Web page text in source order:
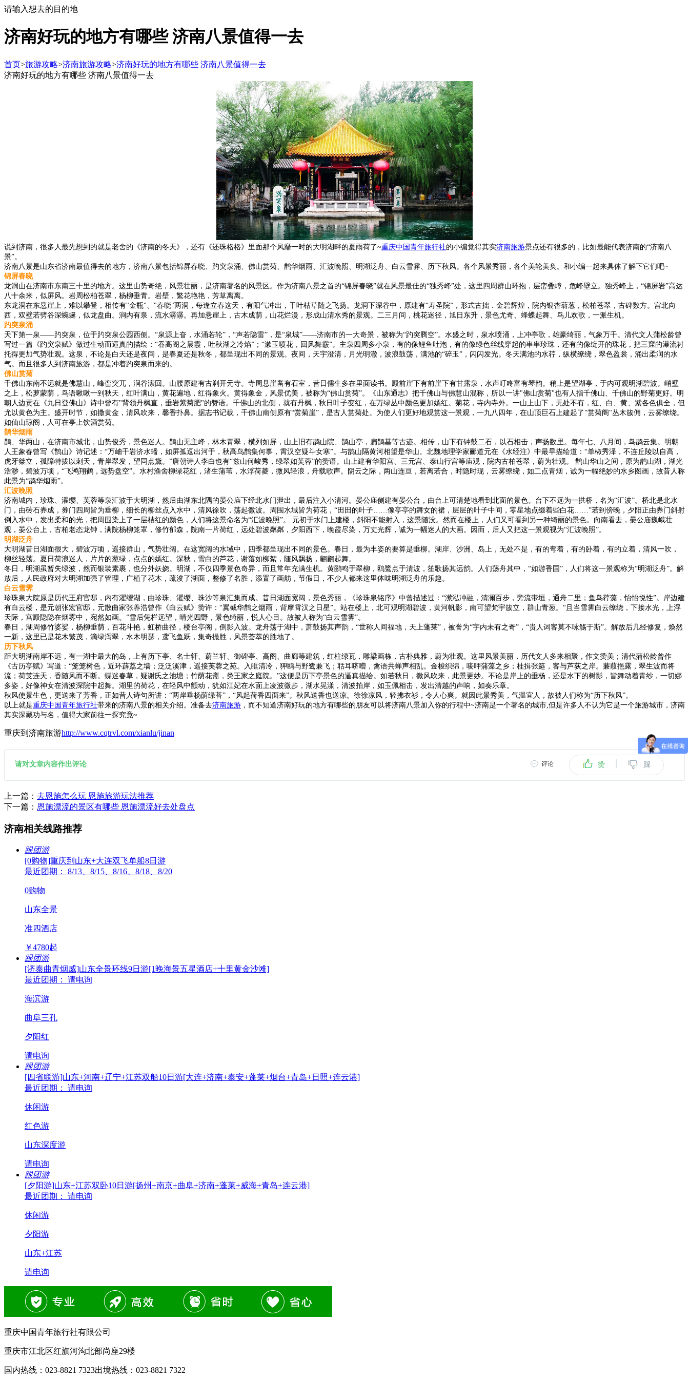
请输入想去的目的地
济南好玩的地方有哪些 济南八景值得一去
首页>旅游攻略>济南旅游攻略>济南好玩的地方有哪些 济南八景值得一去
济南好玩的地方有哪些 济南八景值得一去
说到济南，很多人最先想到的就是老舍的《济南的冬天》，还有《还珠格格》里面那个风靡一时的大明湖畔的夏雨荷了~重庆中国青年旅行社的小编觉得其实济南旅游景点还有很多的，比如最能代表济南的“济南八
景”。
济南八景是山东省济南最值得去的地方，济南八景包括锦屏春晓、趵突泉涌、佛山赏菊、鹊华烟雨、汇波晚照、明湖泛舟、白云雪霁、历下秋风。各个风景秀丽，各个美轮美奂。和小编一起来具体了解下它们吧~
锦屏春晓
龙洞山在济南市东南三十里的地方。这里山势奇绝，风景壮丽，是济南著名的风景区。作为济南八景之首的“锦屏春晓”就在风景最佳的“独秀峰”处，这里四周群山环抱，层峦叠嶂，危峰壁立。独秀峰上，“锦屏岩”高达
八十余米，似屏风。岩周松柏苍翠，杨柳垂青。岩壁，繁花艳艳，芳草离离。
东龙洞在东悬崖上，难以攀登，相传有"金瓶"、"春晓"两洞，每逢立春这天，有阳气冲出，干叶枯草随之飞扬。龙洞下深谷中，原建有“寿圣院”，形式古拙．金碧辉煌，院内银杏蓊葱，松柏苍翠，古碑数方。宫北向
西，双壁若劈谷深蜿蜒，似龙盘曲。涧内有泉，流水潺潺。再加悬崖上，古木成荫，山花烂漫，形成山清水秀的景观。二三月间，桃花迷径，旭日东升，景色尤奇、蜂蝶起舞、鸟儿欢歌，一派生机。
趵突泉涌
天下第一泉——趵突泉，位于趵突泉公园西侧。“泉源上奋，水涌若轮”，“声若隐雷”，是“泉城”——济南市的一大奇景，被称为“趵突腾空”。水盛之时，泉水喷涌，上冲亭歌，雄豪绮丽，气象万千。清代文人蒲松龄曾
写过一篇《趵突泉赋》做过生动而逼真的描绘：“吞高阁之晨霞，吐秋湖之冷焰”；“漱玉喷花，回风舞霰”。主泉四周多小泉，有的像鲤鱼吐泡，有的像绿色丝线穿起的串串珍珠，还有的像绽开的珠花，把三窟的瀑流衬
托得更加气势壮观。这泉，不论是白天还是夜间，是春夏还是秋冬，都呈现出不同的景观。夜间，天宇澄清，月光明澈，波浪鼓荡，满池的“碎玉”，闪闪发光。冬天满池的水荇，纵横缭绕，翠色盈裳，涌出柔润的水
气。而且很多人到济南旅游，都是冲着趵突泉而来的。
佛山赏菊
千佛山东南不远就是佛慧山，峰峦突兀，涧谷潆回。山腰原建有古刹开元寺。寺周悬崖凿有石室，昔日儒生多在里面读书。殿前崖下有前崖下有甘露泉，水声叮咚富有琴韵。稍上是望湖亭，于内可观明湖碧波。峭壁
之上，松萝蒙荫，鸟语啾啾一到秋天，红叶满山，黄花遍地，红得象火。黄得象金，风景优美，被称为“佛山赏菊”。《山东通志》把千佛山与佛慧山混称，所以一讲"佛山赏菊"也有人指千佛山、千佛山的野菊更好。明
朝人边贡在《九日登佛山》诗中曾有"背领丹枫直，垂岩紫菊肥"的赞语。千佛山的北侧，就有丹枫，秋日叶子变红，在万绿丛中颜色更加嫣红。菊花，寺内寺外。一山上山下，无处不有，红、白、黄、紫各色俱全，但
尤以黄色为主。盛开时节，如撒黄金，清风吹来，馨香扑鼻。据志书记载，千佛山南侧原有“赏菊崖”，是古人赏菊处。为使人们更好地观赏这一景观，一九八四年，在山顶巨石上建起了"赏菊阁"丛木簇佣，云雾缭绕。
如仙山琼阁，人可在亭上饮酒赏菊。
鹊华烟雨
鹊、华两山，在济南市城北，山势俊秀，景色迷人。鹊山无主峰，林木青翠，横列如屏，山上旧有鹊山院、鹊山亭，扁鹊墓等古迹。相传，山下有钟鼓二石，以石相击，声扬数里。每年七、八月间，鸟鹊云集。明朝
人王象春曾写《鹊山》诗记述：“万岫千岩济水蟠，如屏孤逗出河于，秋高鸟鹊集何事，霄汉空疑斗女寒”。与鹊山隔黄河相望是华山。北魏地理学家郦道元在《水经注》中最早描绘道：“单椒秀泽，不连丘陵以自高，
虎牙桀立，孤障特拔以刺天，青岸翠发，望同点黛。”唐朝诗人李白也有“兹山何峻秀，绿翠如芙蓉”的赞语。山上建有华阳宫、三元宫、泰山行宫等庙观，院内古柏苍翠，蔚为壮观。 鹊山华山之间，原为鹊山湖，湖光
浩渺，碧波万顷，“飞鸿翔鹤，远势盘空”。水村渔舍柳绿花红，渚生蒲苇，水浮荷菱，微风轻浪，舟载歌声。阴云之际，两山连亘，若离若合，时隐时现，云雾缭绕，如二点青烟，诚为一幅绝妙的水乡图画，故昔人称
此景为“鹊华烟雨”。
汇波晚照
济南城内，珍珠、濯缨、芙蓉等泉汇波于大明湖，然后由湖东北隅的晏公庙下经北水门泄出，最后注入小清河。晏公庙侧建有晏公台，由台上可清楚地看到北面的景色。台下不远为一拱桥，名为“汇波”。桥北是北水
门，由砖石券成，券门四周皆为垂柳，细长的柳丝点入水中，清风徐吹，荡起微波。周围水域皆为荷花，“田田的叶子……像亭亭的舞女的裙，层层的叶子中间，零星地点缀着些白花……”若到傍晚，夕阳正由券门斜射
倒入水中，发出柔和的光，把周围染上了一层桔红的颜色，人们将这景命名为“汇波晚照”。 元初于水门上建楼，斜阳不能射入，这景随没。然而在楼上，人们又可看到另一种绮丽的景色。向南看去，晏公庙巍峨壮
观，晏公台上，古柏老态龙钟，满院杨柳笼罩，修竹郁森，院南一片荷红，远处碧波粼粼，夕阳西下，晚霞尽染，万丈光辉，诚为一幅迷人的大画。因而，后人又把这一景观视为“汇波晚照”。
明湖泛舟
大明湖昔日湖面很大，碧波万顷，遥接群山，气势壮阔。在这宽阔的水域中，四季都呈现出不同的景色。春日，最为丰姿的要算是垂柳。湖岸、沙洲、岛上，无处不是，有的弯着，有的卧着，有的立着，清风一吹，
柳丝轻荡。夏日荷浪迷人，片片的葱绿，点点的嫣红。深秋，雪白的芦花，谢落如柳絮，随风飘扬，翩翩起舞。
冬日，明湖虽暂失绿波，然而银装素裹，也分外妖娆。明湖，不仅四季景色奇异，而且常年充满生机。黄鹂鸣于翠柳，鸥鹭点于清波，笙歌扬其远韵。人们荡舟其中，“如游香国”，人们将这一景观称为“明湖泛舟”。解
放后，人民政府对大明湖加强了管理，广植了花木，疏浚了湖面，整修了名胜，添置了画舫，节假日，不少人都来这里体味明湖泛舟的乐趣。
白云雪霁
珍珠泉大院原是历代王府官邸，内有濯缨湖，由珍珠、濯缨、珠沙等泉汇集而成。昔日湖面宽阔，景色秀丽，《珍珠泉铭序》中曾描述过：“潆泓冲融，清澜百步，旁流带垣，通舟二里；鱼鸟荇藻，怡怡悦性”。岸边建
有白云楼，是元朝张宏官邸，元散曲家张养浩曾作《白云赋》赞许：“翼截华鹊之烟雨，背摩霄汉之日星”。站在楼上，北可观明湖碧波，黄河帆影，南可望梵宇簇立，群山青葱。“且当雪霁白云缭绕，下接水光，上浮
天际，宫殿隐隐在烟雾中，宛然如画。”雪后凭栏远望，晴光四野，景色绮丽，悦人心目。故被人称为“白云雪霁”。
春日，湖周修竹婆娑，杨柳垂荫，百花斗艳，虹桥曲径，楼台亭阁，倒影入波。龙舟荡于湖中，萧鼓扬其声韵，“世称人间福地，天上蓬莱”，被誉为“宇内未有之奇”，“贵人词客莫不咏觞于斯”。解放后几经修复，焕然
一新，这里已是花木繁茂，滴绿泻翠，水木明瑟，鸢飞鱼跃，集奇撮胜，风景荟萃的胜地了。
历下秋风
距大明湖南岸不远，有一湖中最大的岛，上有历下亭、名士轩、蔚兰轩、御碑亭、高阁、曲廊等建筑，红柱绿瓦，雕梁画栋，古朴典雅，蔚为壮观。这里风景美丽，历代文人多来相聚，作文赞美；清代蒲松龄曾作
《古历亭赋》写道：“笼笼树色，近环薜荔之墙；泛泛溪津，遥接芙蓉之苑。入眶清冷，狎鸥与野鹭兼飞；聒耳哜嘈，禽语共蝉声相乱。金梭织绵，唼呷蒲藻之乡；桂揖张筵，客与芦荻之岸。蒹葭挹露，翠生波而将
流；荷芰连天，香随风而不断。蝶迷春草，疑谢氏之池塘；竹荫花斋，类王家之庭院。”这便是历下亭景色的逼真描绘。如若秋日，微风吹来，此景更妙。不论是岸上的垂杨，还是水下的树影，皆舞动着青纱，一切娜
多姿，好像神女在清波深院中起舞。湖里的荷花，在轻风中颤动，犹如江妃在水面上凌波微步，湖水晃漾，清波拍岸，如玉佩相击，发出清越的声响，如奏乐章。
秋风使景生色，更送来了芳香，正如昔人诗句所讲：“两岸垂杨荫绿苔”，“风起荷香四面来”。秋风送香也送凉。徐徐凉风，轻拂衣衫，令人心爽。就因此景秀美，气温宜人，故被人们称为“历下秋风”。
以上就是重庆中国青年旅行社带来的济南八景的相关介绍。准备去济南旅游 ，而不知道济南好玩的地方有哪些的朋友可以将济南八景加入你的行程中~济南是一个著名的城市,但是许多人不认为它是一个旅游城市，济南
其实深藏功与名，值得大家前往一探究竟~
重庆到济南旅游http://www.cqtrvl.com/xianlu/jinan
请对文章内容作出评论 赞 | 踩
评论
上一篇： 去恩施怎么玩 恩施旅游玩法推荐
下一篇： 恩施漂流的景区有哪些 恩施漂流好去处盘点
济南相关线路推荐
跟团游
[0购物]重庆到山东+大连双飞单船8日游
最近团期： 8/13、8/15、8/16、8/18、8/20
0购物
山东全景
准四酒店
￥4780起
跟团游
[济泰曲青烟威]山东全景环线9日游[1晚海景五星酒店+十里黄金沙滩]
最近团期： 请电询
海滨游
曲阜三孔
夕阳红
请电询
跟团游
[四省联游]山东+河南+辽宁+江苏双船10日游[大连+济南+泰安+蓬莱+烟台+青岛+日照+连云港]
最近团期： 请电询
休闲游
红色游
山东深度游
请电询
跟团游
[夕阳游]山东+江苏双卧10日游[扬州+南京+曲阜+济南+蓬莱+威海+青岛+连云港]
最近团期： 请电询
休闲游
夕阳游
山东+江苏
请电询
重庆中国青年旅行社有限公司
重庆市江北区红旗河沟北部尚座29楼
国内热线： 023-8821 7323出境热线： 023-8821 7322